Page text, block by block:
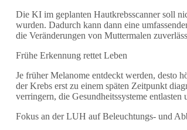
Die KI im geplanten Hautkrebsscanner soll
wurden. Dadurch kann dann eine
die Veränderungen von Muttermalen
Frühe Erkennung rettet Leben
Je früher Melanome entdeckt werden, desto
der Krebs erst zu einem späten Zeitpunkt
verringern, die Gesundheitssysteme
Fokus an der LUH auf Beleuchtungs- und